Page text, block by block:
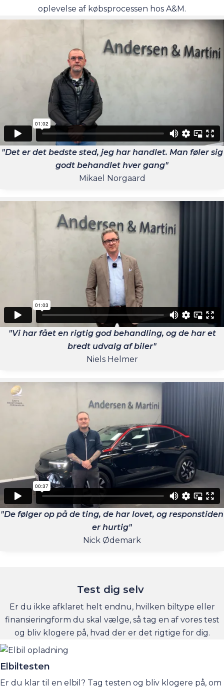
oplevelse af købsprocessen hos A&M.
"Det er det bedste sted, jeg har handlet. Man føler sig
godt behandlet hver gang"
Mikael Norgaard
"Vi har fået en rigtig god behandling, og de har et
bredt udvalg af biler"
Niels Helmer
"De følger op på de ting, de har lovet, og responstiden
er hurtig"
Nick Ødemark
Test dig selv
Er du ikke afklaret helt endnu, hvilken biltype eller
finansieringform du skal vælge, så tag en af vores test
og bliv klogere på, hvad der er det rigtige for dig.
Elbiltesten
Er du klar til en elbil? Tag testen og bliv klogere på, om